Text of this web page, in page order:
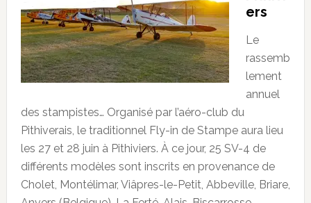
ers
Le
rassemb
lement
annuel
des stampistes… Organisé par l’aéro-club du
Pithiverais, le traditionnel Fly-in de Stampe aura lieu
les 27 et 28 juin à Pithiviers. À ce jour, 25 SV-4 de
différents modèles sont inscrits en provenance de
Cholet, Montélimar, Viâpres-le-Petit, Abbeville, Briare,